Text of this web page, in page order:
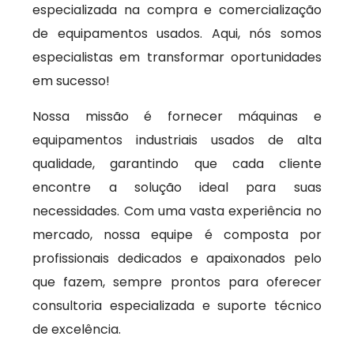
especializada na compra e comercialização
de equipamentos usados. Aqui, nós somos
especialistas em transformar oportunidades
em sucesso!
Nossa missão é fornecer máquinas e
equipamentos industriais usados de alta
qualidade, garantindo que cada cliente
encontre a solução ideal para suas
necessidades. Com uma vasta experiência no
mercado, nossa equipe é composta por
profissionais dedicados e apaixonados pelo
que fazem, sempre prontos para oferecer
consultoria especializada e suporte técnico
de excelência.